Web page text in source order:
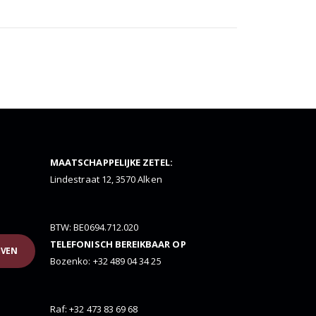
MAATSCHAPPELIJKE ZETEL:
Lindestraat 12, 3570 Alken
BTW: BE0694.712.020
TELEFONISCH BEREIKBAAR OP
Bozenko: +32 489 04 34 25
Raf: +32 473 83 69 68